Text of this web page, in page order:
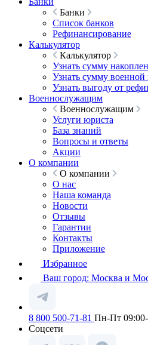
Банки
Список банков
Рефинансирование
Калькулятор
Калькулятор
Узнать сумму
Узнать сумму военной
Узнать выгоду от
Военнослужащим
Военнослужащим
Услуги юриста
База знаний
Вопросы и ответы
Акции
О компании
О компании
О нас
Наша команда
Новости
Отзывы
Гарантии
Контакты
Приложение
Избранное
Ваш город: Москва и
8 800 500-71-81 Пн-Пт
Соцсети